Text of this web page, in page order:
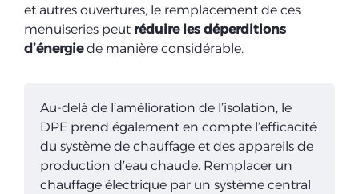
et autres ouvertures, le remplacement de ces
menuiseries peut réduire les déperditions
d’énergiede manière considérable.
Au-delà de l’amélioration de l’isolation, le
DPE prend également en compte l’efficacité
du système de chauffage et des appareils de
production d’eau chaude. Remplacer un
chauffage électrique par un système central